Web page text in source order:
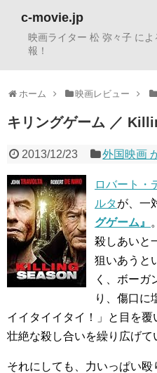
c-movie.jp
映画ライター 松 弥々子 に
報！
ホーム 映画レビュー
キリングゲーム ／
2013/12/23 外国映画
ロバート・
ルタが、一
グゲーム』
。
殺しあいと
狙いあうと
く、ボーガ
り、傷口に
イイタイイタイ！」と目を覆
壮絶な殺し合いを繰り広げて
それにしても、力いっぱい